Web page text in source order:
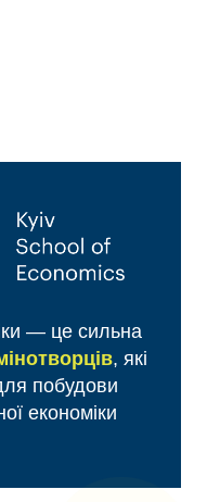
— це сильна
, які
побудови
економіки